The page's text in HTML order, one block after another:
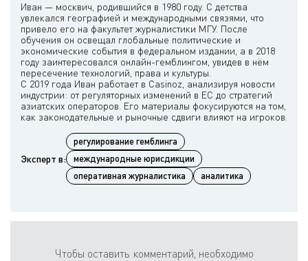
Иван — москвич, родившийся в 1980 году. С детства
увлекался географией и международными связями, что
привело его на факультет журналистики МГУ. После
обучения он освещал глобальные политические и
экономические события в федеральном издании, а в 2018
году заинтересовался онлайн-гемблингом, увидев в нём
пересечение технологий, права и культуры.
С 2019 года Иван работает в Casinoz, анализируя новости
индустрии: от регуляторных изменений в ЕС до стратегий
азиатских операторов. Его материалы фокусируются на том,
Эксперт в:
регулирование гемблинга
международные юрисдикции
оперативная журналистика
аналитика
Чтобы оставить комментарий, необходимо